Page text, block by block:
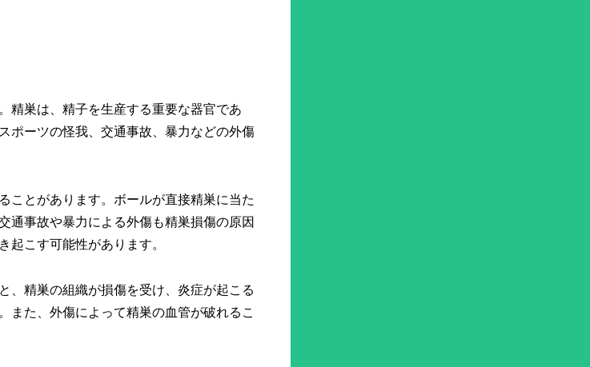
精巣は、精子を生産する重要な器官であ
ポーツの怪我、交通事故、暴力などの外傷
ことがあります。ボールが直接精巣に当た
通事故や暴力による外傷も精巣損傷の原因
起こす可能性があります。
、精巣の組織が損傷を受け、炎症が起こる
また、外傷によって精巣の血管が破れるこ